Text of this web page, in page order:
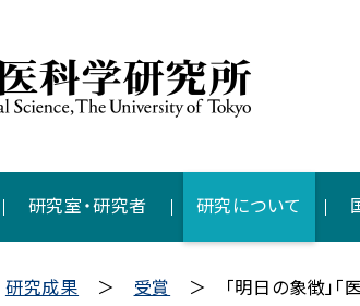
研究室・研究者 研究について
研究成果 受賞 「明日の象徴」